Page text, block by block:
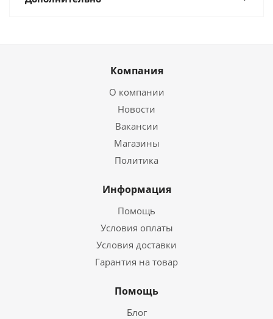
Компания
О компании
Новости
Вакансии
Магазины
Политика
Информация
Помощь
Условия оплаты
Условия доставки
Гарантия на товар
Помощь
Блог